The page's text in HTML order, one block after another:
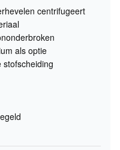
centrifugeert
als optie
stofscheiding